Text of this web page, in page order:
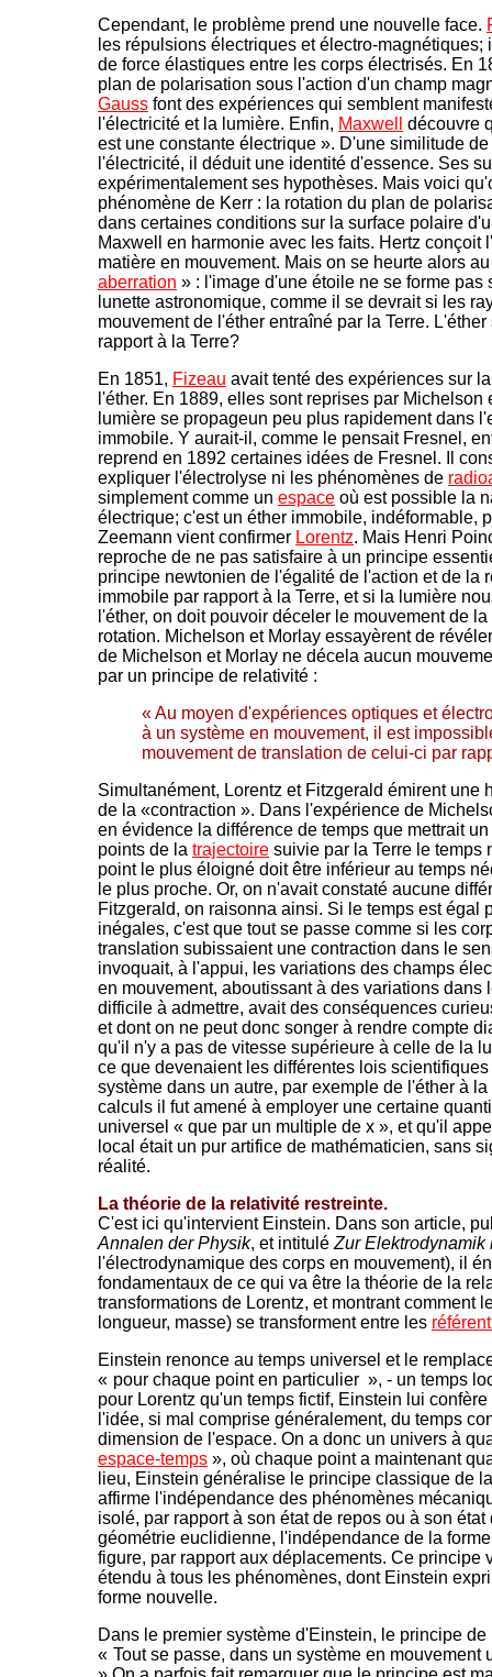
Cependant, le problème prend une nouvelle face.
les répulsions électriques et électro-
de force élastiques entre les corps électrisés. En
plan de polarisation sous l'action d'un champ
Gauss font des expériences qui semblent
l'électricité et la lumière. Enfin, Maxwell
découvre
est une constante électrique ». D'une similitude
l'électricité, il déduit une identité d'essence. Ses
expérimentalement ses hypothèses. Mais voici
phénomène de Kerr : la rotation du plan de
dans certaines conditions sur la surface polaire
Maxwell en harmonie avec les faits. Hertz conçoit
matière en mouvement. Mais on se heurte alors
aberration » : l'image d'une étoile ne se forme pas
lunette astronomique, comme il se devrait si les
mouvement de l'éther entraîné par la Terre.
rapport à la Terre?
En 1851, Fizeau avait tenté des expériences sur
l'éther. En 1889, elles sont reprises par
lumière se propageun peu plus rapidement dans
immobile. Y aurait-il, comme le pensait Fresnel,
reprend en 1892 certaines idées de Fresnel. Il
expliquer l'électrolyse ni les phénomènes de
simplement comme un espace où est possible la
électrique; c'est un éther immobile, indéformable,
Zeemann vient confirmer Lorentz. Mais Henri
reproche de ne pas satisfaire à un principe
principe newtonien de l'égalité de l'action et de la
immobile par rapport à la Terre, et si la lumière
l'éther, on doit pouvoir déceler le mouvement de
rotation. Michelson et Morlay essayèrent de
de Michelson et Morlay ne décela aucun
par un principe de relativité :
« Au moyen d'expériences optiques et
à un système en mouvement, il est
mouvement de translation de celui-ci par
Simultanément, Lorentz et Fitzgerald émirent une
de la «contraction ». Dans l'expérience de
en évidence la différence de temps que mettrait
points de la trajectoire suivie par la Terre le temps
point le plus éloigné doit être inférieur au temps
le plus proche. Or, on n'avait constaté aucune
Fitzgerald, on raisonna ainsi. Si le temps est égal
inégales, c'est que tout se passe comme si les
translation subissaient une contraction dans le
invoquait, à l'appui, les variations des champs
en mouvement, aboutissant à des variations dans
difficile à admettre, avait des conséquences
et dont on ne peut donc songer à rendre compte
qu'il n'y a pas de vitesse supérieure à celle de la
ce que devenaient les différentes lois
système dans un autre, par exemple de l'éther à
calculs il fut amené à employer une certaine
universel « que par un multiple de x », et qu'il
local était un pur artifice de mathématicien, sans
réalité.
La théorie de la relativité restreinte.
C'est ici qu'intervient Einstein. Dans son article,
Annalen der Physik, et intitulé Zur Elektrodynamik
l'électrodynamique des corps en mouvement), il
fondamentaux de ce qui va être la théorie de la
transformations de Lorentz, et montrant comment
longueur, masse) se transforment entre les
Einstein renonce au temps universel et le
«-pour chaque point en particulier », - un temps
pour Lorentz qu'un temps fictif, Einstein lui
l'idée, si mal comprise généralement, du temps
dimension de l'espace. On a donc un univers à
espace-temps », où chaque point a maintenant
lieu, Einstein généralise le principe classique de
affirme l'indépendance des phénomènes
isolé, par rapport à son état de repos ou à son
géométrie euclidienne, l'indépendance de la
figure, par rapport aux déplacements. Ce principe
étendu à tous les phénomènes, dont Einstein
forme nouvelle.
Dans le premier système d'Einstein, le principe
«-Tout se passe, dans un système en mouvement